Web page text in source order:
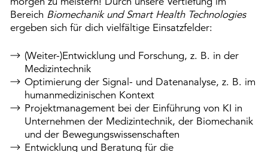
Bereich Biomechanik und Smart Health Technologies
ergeben sich für dich vielfältige Einsatzfelder:
(Weiter-)Entwicklung und Forschung, z. B. in der
Medizintechnik
Optimierung der Signal- und Datenanalyse, z. B. im
humanmedizinischen Kontext
Projektmanagement bei der Einführung von KI in
Unternehmen der Medizintechnik, der Biomechanik
und der Bewegungswissenschaften
Entwicklung und Beratung für die